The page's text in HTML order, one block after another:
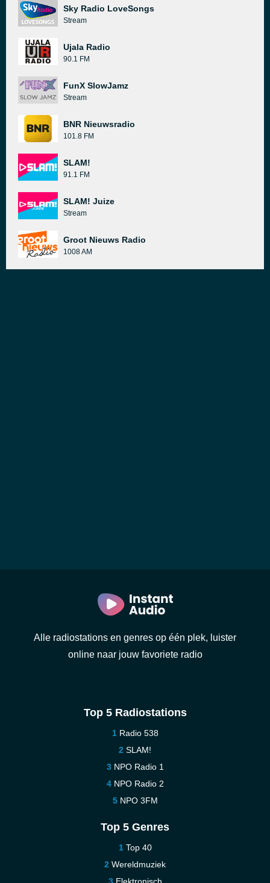
Sky Radio LoveSongs
Stream
Ujala Radio
90.1 FM
FunX SlowJamz
Stream
BNR Nieuwsradio
101.8 FM
SLAM!
91.1 FM
SLAM! Juize
Stream
Groot Nieuws Radio
1008 AM
Alle radiostations en genres op één plek, luister
online naar jouw favoriete radio
Top 5 Radiostations
Radio 538
SLAM!
NPO Radio 1
NPO Radio 2
NPO 3FM
Top 5 Genres
Top 40
Wereldmuziek